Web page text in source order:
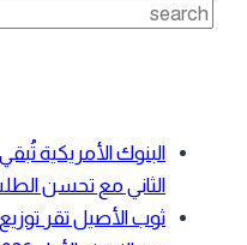
Search
البنوك الأمريكية تُبقي
الثاني مع تحسن